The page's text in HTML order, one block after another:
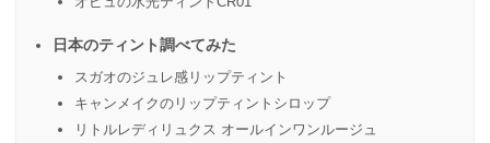
日本のティント調べてみた
スガオのジュレ感リップティント
キャンメイクのリップティントシロップ
リトルレディリュクス オールインワンルージュ